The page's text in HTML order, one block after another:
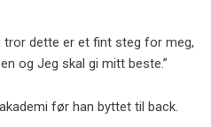
tror dette er et fint steg for meg,
og Jeg skal gi mitt beste.”
før han byttet til back.